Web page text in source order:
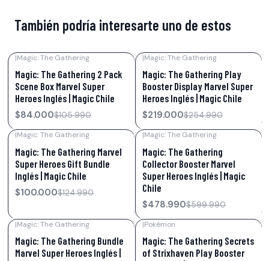
También podría interesarte uno de estos
|Magic: The Gathering
Magic: The Gathering 2 Pack
Scene Box Marvel Super
Heroes Inglés | Magic Chile
$84.000$105.990
|Magic: The Gathering
Magic: The Gathering Play
Booster Display Marvel Super
Heroes Inglés | Magic Chile
$219.000$254.990
|Magic: The Gathering
Magic: The Gathering Marvel
Super Heroes Gift Bundle
Inglés | Magic Chile
$100.000$124.990
|Magic: The Gathering
Magic: The Gathering
Collector Booster Marvel
Super Heroes Inglés | Magic
Chile
$478.990$599.990
|Magic: The Gathering
Magic: The Gathering Bundle
Marvel Super Heroes Inglés |
|Pokémon
Magic: The Gathering Secrets
of Strixhaven Play Booster